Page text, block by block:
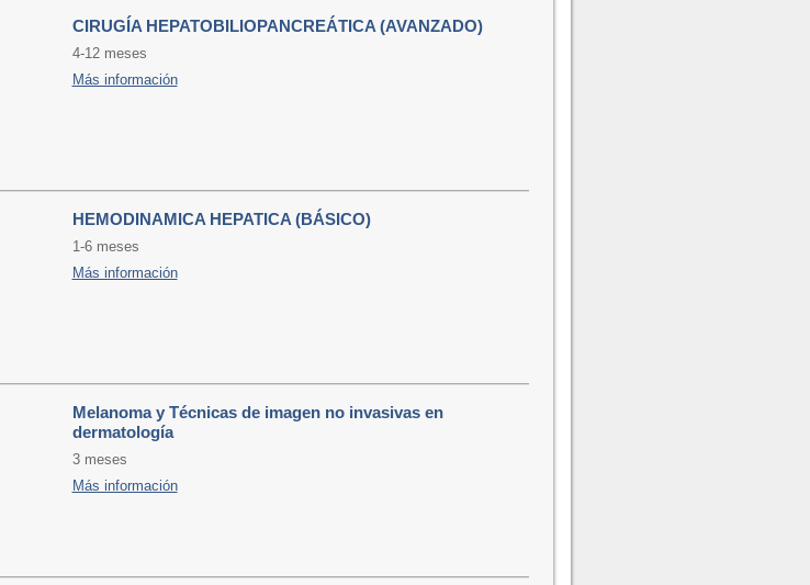
CIRUGÍA HEPATOBILIOPANCREÁTICA (AVANZADO)
4-12 meses
Más información
HEMODINAMICA HEPATICA (BÁSICO)
1-6 meses
Más información
Melanoma y Técnicas de imagen no invasivas en
dermatología
3 meses
Más información